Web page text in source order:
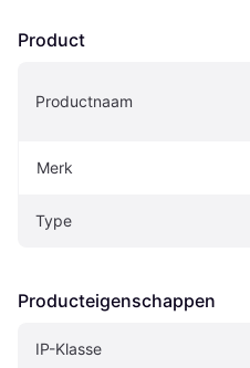
Product
Productnaam
Merk
Type
Producteigenschappen
IP-Klasse